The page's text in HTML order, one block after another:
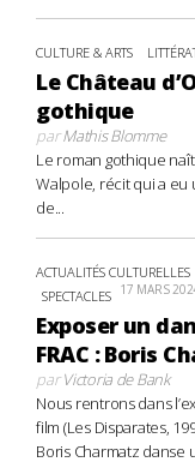
CULTURE & ARTS
Le Château
gothique
parMathis Blomme
Le roman gothique
Walpole, récit qui a eu
de...
ACTUALITÉS CULTURELLES
SPECTACLES 17 MARS
Exposer un
FRAC : Boris
parVictoria de Bank
Nous rentrons dans
film (Les Disparates,
Boris Charmatz danse